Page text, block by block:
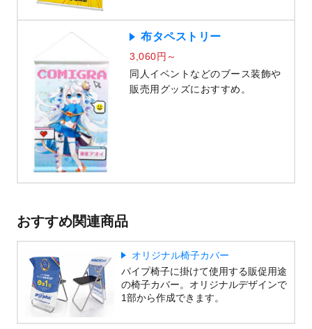
布タペストリー
3,060円～
同人イベントなどのブース装飾や
販売用グッズにおすすめ。
おすすめ関連商品
オリジナル椅子カバー
パイプ椅子に掛けて使用する販促用途
の椅子カバー。オリジナルデザインで
1部から作成できます。